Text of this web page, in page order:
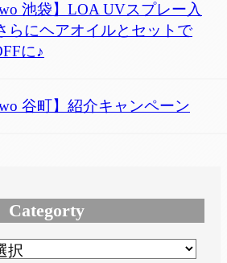
池袋】LOA UVスプレー入
らにヘアオイルとセットで
に♪
谷町】紹介キャンペーン
Categorty